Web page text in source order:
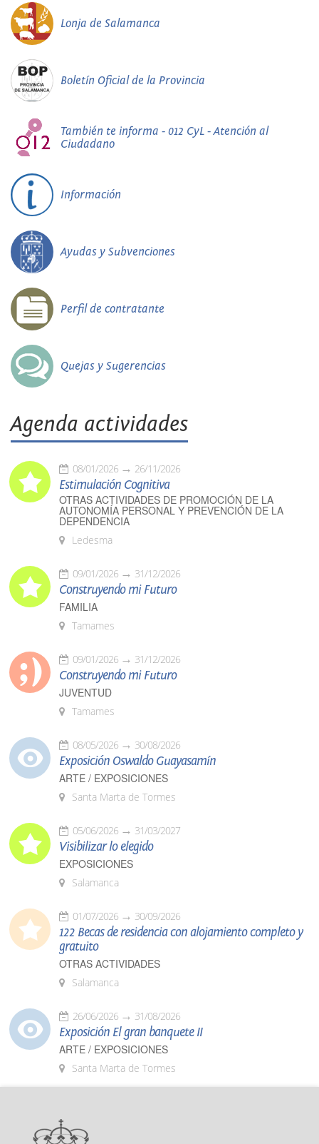
Lonja de Salamanca
Boletín Oficial de la Provincia
También te informa - 012 CyL - Atención al
Ciudadano
Información
Ayudas y Subvenciones
Perfil de contratante
Quejas y Sugerencias
Agenda actividades
08/01/2026 26/11/2026
Estimulación Cognitiva
OTRAS ACTIVIDADES DE PROMOCIÓN DE LA
AUTONOMÍA PERSONAL Y PREVENCIÓN DE LA
DEPENDENCIA
Ledesma
09/01/2026 31/12/2026
Construyendo mi Futuro
FAMILIA
Tamames
09/01/2026 31/12/2026
Construyendo mi Futuro
JUVENTUD
Tamames
08/05/2026 30/08/2026
Exposición Oswaldo Guayasamín
ARTE / EXPOSICIONES
Santa Marta de Tormes
05/06/2026 31/03/2027
Visibilizar lo elegido
EXPOSICIONES
Salamanca
01/07/2026 30/09/2026
122 Becas de residencia con alojamiento completo y
gratuito
OTRAS ACTIVIDADES
Salamanca
26/06/2026 31/08/2026
Exposición El gran banquete II
ARTE / EXPOSICIONES
Santa Marta de Tormes